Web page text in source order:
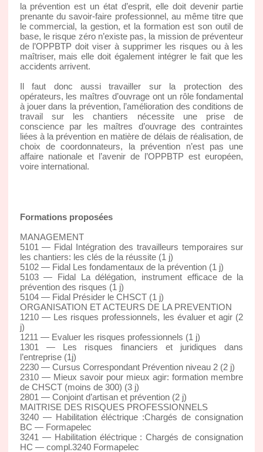
la prévention est un état d’esprit, elle doit devenir partie
prenante du savoir-faire professionnel, au même titre que
le commercial, la gestion, et la formation est son outil de
base, le risque zéro n’existe pas, la mission de préventeur
de l’OPPBTP doit viser à supprimer les risques ou à les
maîtriser, mais elle doit également intégrer le fait que les
accidents arrivent.
Il faut donc aussi travailler sur la protection des
opérateurs, les maîtres d’ouvrage ont un rôle fondamental
à jouer dans la prévention, l’amélioration des conditions de
travail sur les chantiers nécessite une prise de
conscience par les maîtres d’ouvrage des contraintes
liées à la prévention en matière de délais de réalisation, de
choix de coordonnateurs, la prévention n’est pas une
affaire nationale et l’avenir de l’OPPBTP est européen,
voire international.
Formations proposées
MANAGEMENT
5101 — Fidal Intégration des travailleurs temporaires sur
les chantiers: les clés de la réussite (1 j)
5102 — Fidal Les fondamentaux de la prévention (1 j)
5103 — Fidal La délégation, instrument efficace de la
prévention des risques (1 j)
5104 — Fidal Présider le CHSCT (1 j)
ORGANISATION ET ACTEURS DE LA PREVENTION
1210 — Les risques professionnels, les évaluer et agir (2
j)
1211 — Evaluer les risques professionnels (1 j)
1301 — Les risques financiers et juridiques dans
l’entreprise (1j)
2230 — Cursus Correspondant Prévention niveau 2 (2 j)
2310 — Mieux savoir pour mieux agir: formation membre
de CHSCT (moins de 300) (3 j)
2801 — Conjoint d’artisan et prévention (2 j)
MAITRISE DES RISQUES PROFESSIONNELS
3240 — Habilitation éléctrique :Chargés de consignation
BC — Formapelec
3241 — Habilitation éléctrique : Chargés de consignation
HC — compl.3240 Formapelec